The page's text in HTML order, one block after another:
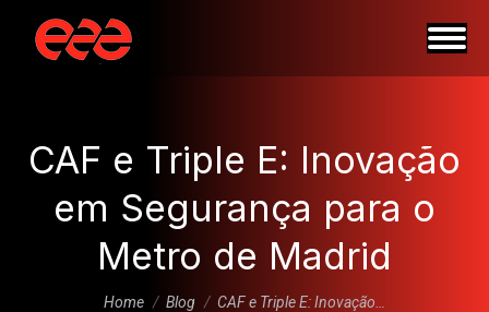
CAF e Triple E: Inovação
em Segurança para o
Metro de Madrid
You are here:
Home Blog CAF e Triple E: Inovação…